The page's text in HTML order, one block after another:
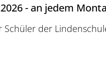
- an jedem
Schüler der